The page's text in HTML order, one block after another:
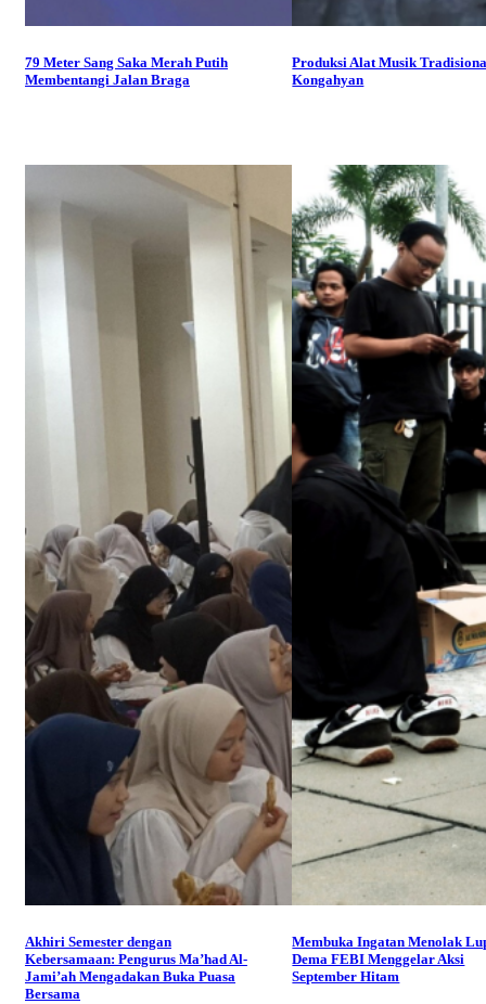
79 Meter Sang Saka Merah Putih
Membentangi Jalan Braga
Produksi Alat Musik
Kongahyan
Akhiri Semester dengan
Kebersamaan: Pengurus Ma’had Al-
Jami’ah Mengadakan Buka Puasa
Bersama
Membuka Ingatan Menolak
Dema FEBI Menggelar Aksi
September Hitam